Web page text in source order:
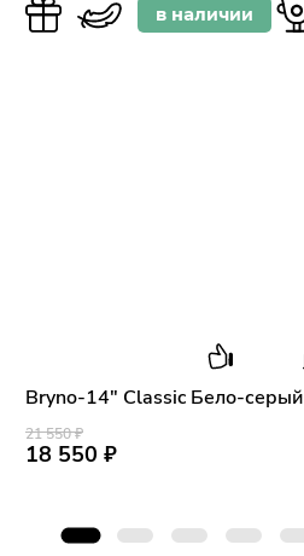
в наличии
Bryno-14" Classic Бело-серый
21 550 ₽
18 550 ₽